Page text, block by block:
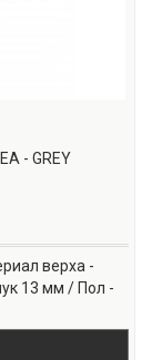
- GREY
верха -
13 мм / Пол -